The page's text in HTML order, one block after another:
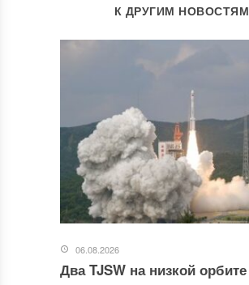
К ДРУГИМ НОВОСТЯМ
06.08.2026
Два TJSW на низкой орбите